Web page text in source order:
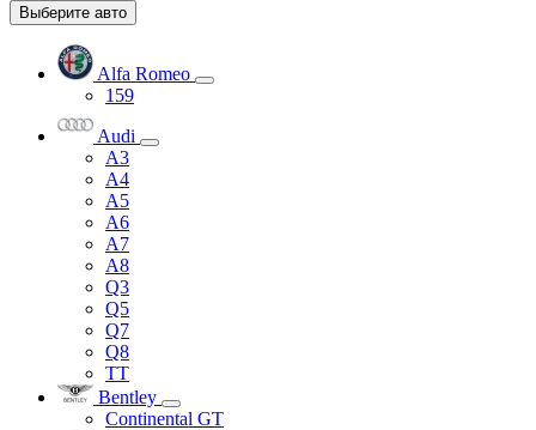
Выберите авто
Alfa Romeo
159
Audi
A3
A4
A5
A6
A7
A8
Q3
Q5
Q7
Q8
TT
Bentley
Continental GT